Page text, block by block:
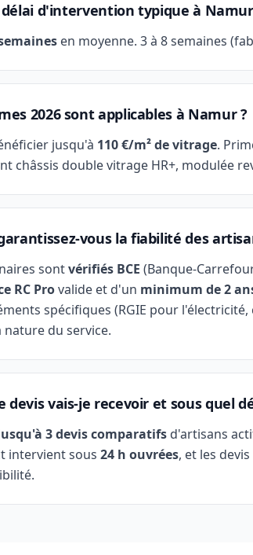
d'intervention typique à
en moyenne. 3 à 8 semaines
2026 sont applicables à Namur ?
jusqu'à 110 €/m² de vitrage.
châssis double vitrage HR+, modulée
vous la fiabilité des
sontvérifiés BCE (Banque-
RC Provalide et d'un minimum de 2
spécifiques (RGIE pour
du service.
devis vais-je recevoir et sous quel
3 devis comparatifs d'artisans
intervient sous 24 h ouvrées, et les